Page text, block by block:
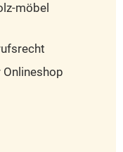
möbel